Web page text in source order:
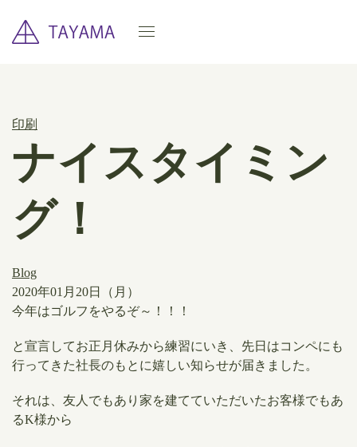
印刷
ナイスタイミン
グ！
Blog
2020年01月20日（月）
​今年はゴルフをやるぞ～！！！
と宣言してお正月休みから練習にいき、先日はコンペにも
行ってきた社長のもとに嬉しい知らせが届きました。
​それは、友人でもあり家を建てていただいたお客様でもあ
るK様から